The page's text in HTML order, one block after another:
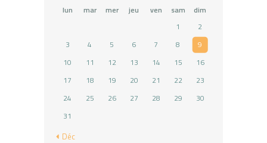
lun mar mer jeu ven sam
dim
1
2
3
4 5 6 7 8
9
10
11 12 13 14 15
16
17
18 19 20 21 22
23
24
25 26 27 28 29
30
31
« Déc